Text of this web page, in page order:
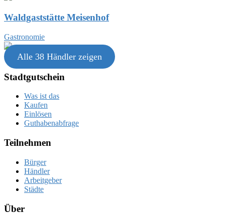
Waldgaststätte Meisenhof
Gastronomie
Alle 38 Händler zeigen
Stadtgutschein
Was ist das
Kaufen
Einlösen
Guthabenabfrage
Teilnehmen
Bürger
Händler
Arbeitgeber
Städte
Über